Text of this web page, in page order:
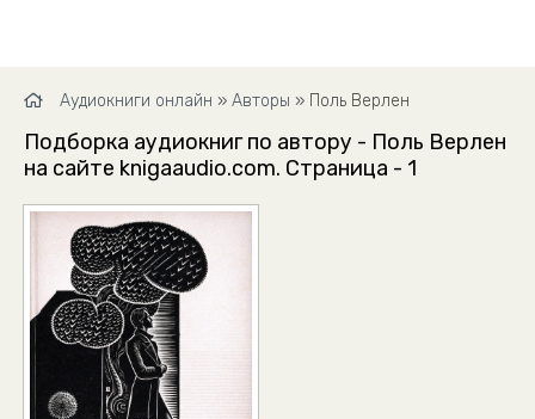
Аудиокниги онлайн » Авторы » Поль Верлен
Подборка аудиокниг по автору - Поль Верлен
на сайте knigaaudio.com. Страница - 1